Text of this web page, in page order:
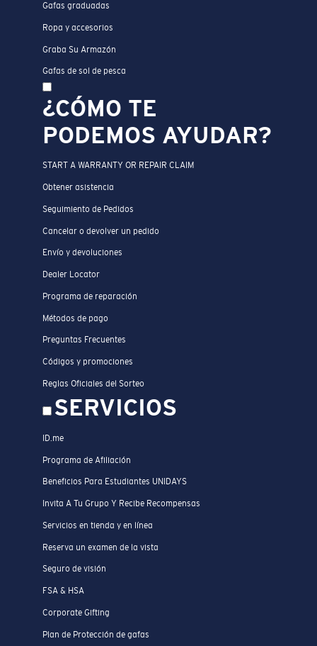
Gafas graduadas
Ropa y accesorios
Graba Su Armazón
Gafas de sol de pesca
¿CÓMO TE
PODEMOS AYUDAR?
START A WARRANTY OR REPAIR CLAIM
Obtener asistencia
Seguimiento de Pedidos
Cancelar o devolver un pedido
Envío y devoluciones
Dealer Locator
Programa de reparación
Métodos de pago
Preguntas Frecuentes
Códigos y promociones
Reglas Oficiales del Sorteo
SERVICIOS
ID.me
Programa de Afiliación
Beneficios Para Estudiantes UNIDAYS
Invita A Tu Grupo Y Recibe Recompensas
Servicios en tienda y en línea
Reserva un examen de la vista
Seguro de visión
FSA & HSA
Corporate Gifting
Plan de Protección de gafas